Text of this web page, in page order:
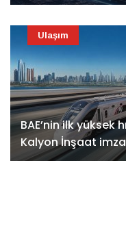
BAE’nin ilk yüksek
Kalyon İnşaat
Ulaşım